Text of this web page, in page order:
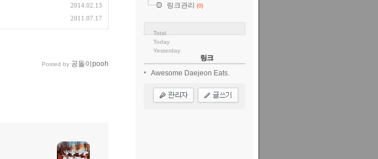
2014.02.13
2011.07.17
Posted by 공돌이pooh
링크관리 (0)
Total
Today
Yesterday
링크
Awesome Daejeon Eats.